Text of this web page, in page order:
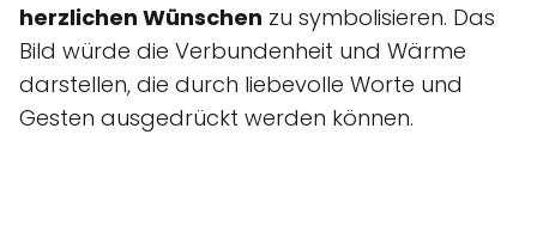
herzlichen Wünschen zu symbolisieren. Das
Bild würde die Verbundenheit und Wärme
darstellen, die durch liebevolle Worte und
Gesten ausgedrückt werden können.